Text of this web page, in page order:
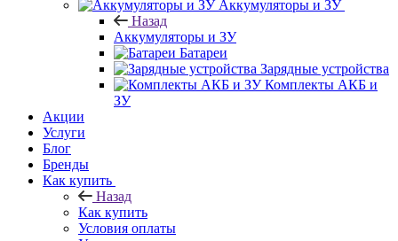
Аккумуляторы и ЗУ
Назад
Аккумуляторы и ЗУ
Батареи
Зарядные устройства
Комплекты АКБ и
ЗУ
Акции
Услуги
Блог
Бренды
Как купить
Назад
Как купить
Условия оплаты